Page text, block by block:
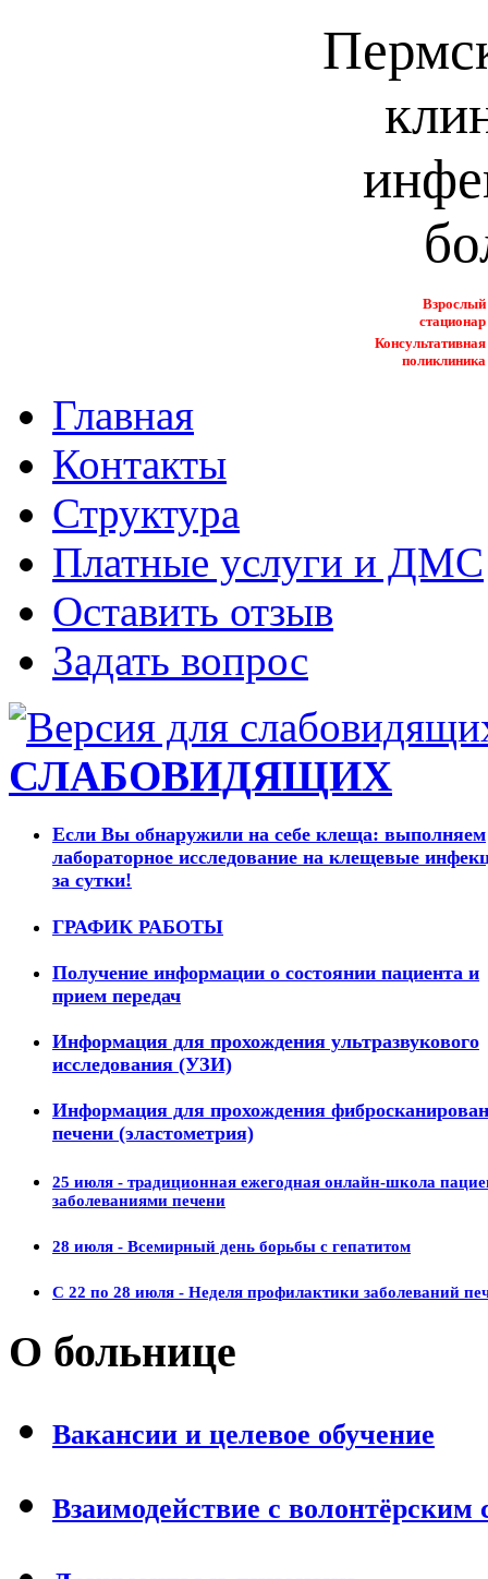
Взрослый
стационар
Консультативная
поликлиника
Главная
Контакты
Структура
Платные услуги и ДМС
Оставить отзыв
Задать вопрос
СЛАБОВИДЯЩИХ
Если Вы обнаружили на себе клеща: выполняем
лабораторное исследование на клещевые
за сутки!
ГРАФИК РАБОТЫ
Получение информации о состоянии пациента и
прием передач
Информация для прохождения ультразвукового
исследования (УЗИ)
Информация для прохождения
печени (эластометрия)
25 июля - традиционная ежегодная онлайн-школа
заболеваниями печени
28 июля - Всемирный день борьбы с гепатитом
С 22 по 28 июля - Неделя профилактики заболеваний
О больнице
Вакансии и целевое обучение
Взаимодействие с волонтёрским